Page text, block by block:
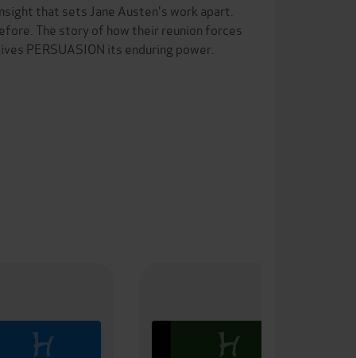
that sets Jane Austen's work apart.
The story of how their reunion forces
PERSUASION its enduring power.